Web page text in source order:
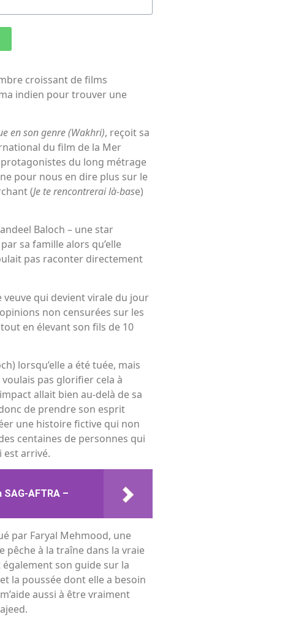
croissant de films
indien pour trouver une
en son genre (Wakhri), reçoit sa
du film de la Mer
protagonistes du long métrage
pour nous en dire plus sur le
(Je te rencontrerai là-base)
Baloch – une star
sa famille alors qu’elle
pas raconter directement
veuve qui devient virale du jour
non censurées sur les
en élevant son fils de 10
lorsqu’elle a été tuée, mais
pas glorifier cela à
allait bien au-delà de sa
de prendre son esprit
une histoire fictive qui non
centaines de personnes qui
est arrivé.
AFTRA –
par Faryal Mehmood, une
pêche à la traîne dans la vraie
son guide sur la
la poussée dont elle a besoin
aussi à être vraiment